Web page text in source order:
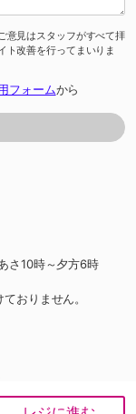
意見はスタッフがすべて拝
ト改善を行ってまいりま
フォームから
さ10時～夕方6時
おりません。